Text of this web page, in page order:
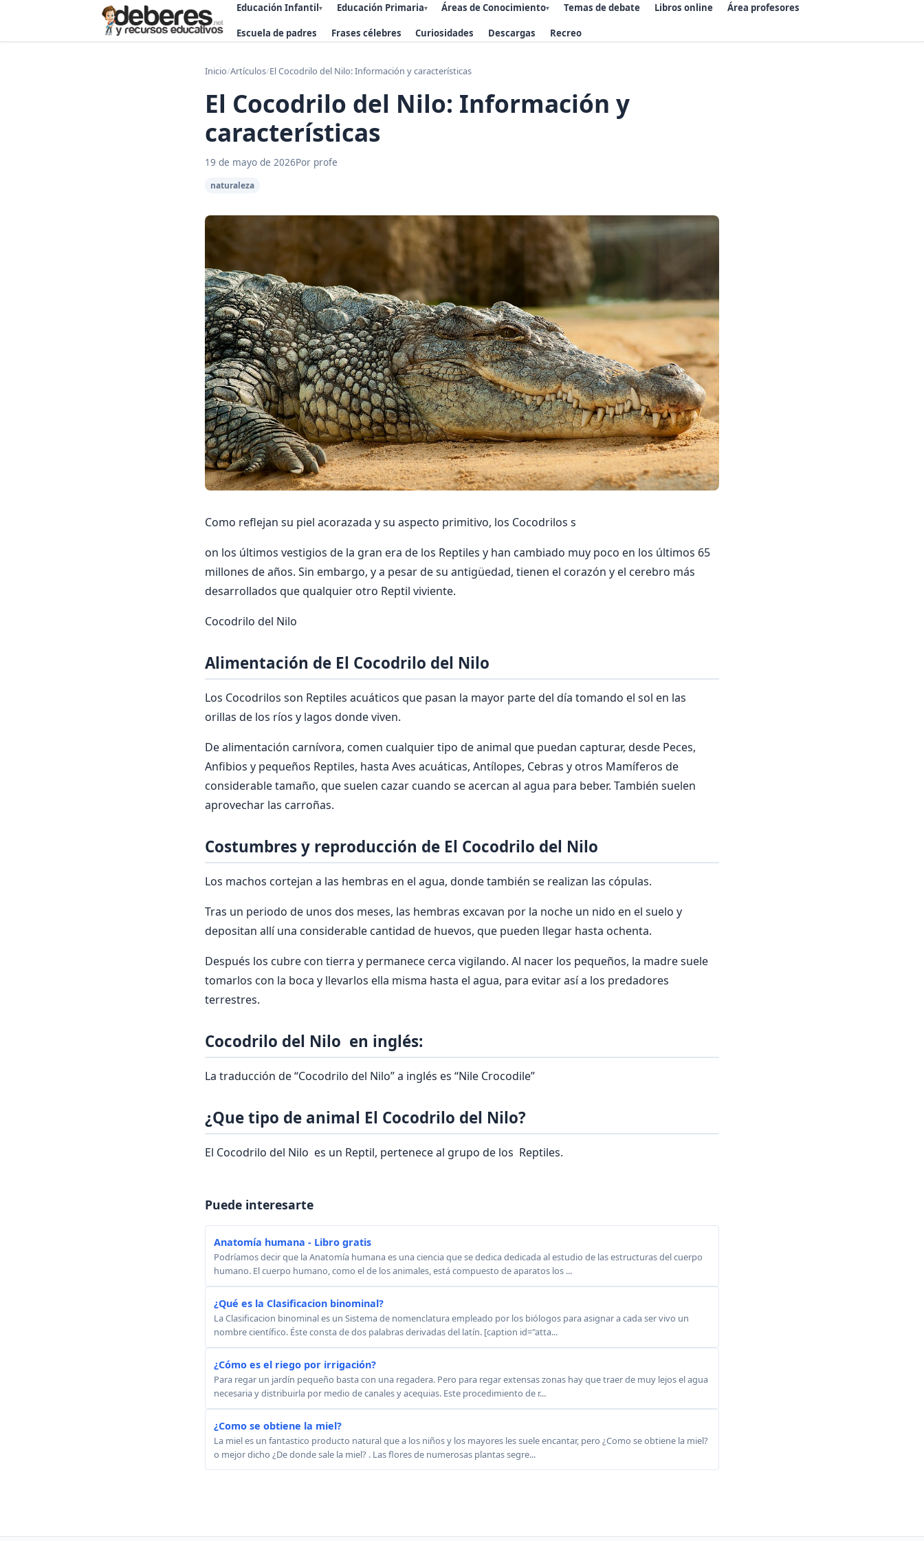
Educación Infantil▾ Educación Primaria▾ Áreas de Conocimiento▾ Temas de debate Libros online Área profesores
Escuela de padres Frases célebres Curiosidades Descargas Recreo
Inicio/Artículos/El Cocodrilo del Nilo: Información y características
El Cocodrilo del Nilo: Información y
características
19 de mayo de 2026Por profe
naturaleza
Como reflejan su piel acorazada y su aspecto primitivo, los Cocodrilos s
on los últimos vestigios de la gran era de los Reptiles y han cambiado muy poco en los últimos 65
millones de años. Sin embargo, y a pesar de su antigüedad, tienen el corazón y el cerebro más
desarrollados que qualquier otro Reptil viviente.
Cocodrilo del Nilo
Alimentación de El Cocodrilo del Nilo
Los Cocodrilos son Reptiles acuáticos que pasan la mayor parte del día tomando el sol en las
orillas de los ríos y lagos donde viven.
De alimentación carnívora, comen cualquier tipo de animal que puedan capturar, desde Peces,
Anfibios y pequeños Reptiles, hasta Aves acuáticas, Antílopes, Cebras y otros Mamíferos de
considerable tamaño, que suelen cazar cuando se acercan al agua para beber. También suelen
aprovechar las carroñas.
Costumbres y reproducción de El Cocodrilo del Nilo
Los machos cortejan a las hembras en el agua, donde también se realizan las cópulas.
Tras un periodo de unos dos meses, las hembras excavan por la noche un nido en el suelo y
depositan allí una considerable cantidad de huevos, que pueden llegar hasta ochenta.
Después los cubre con tierra y permanece cerca vigilando. Al nacer los pequeños, la madre suele
tomarlos con la boca y llevarlos ella misma hasta el agua, para evitar así a los predadores
terrestres.
Cocodrilo del Nilo en inglés:
La traducción de “Cocodrilo del Nilo” a inglés es “Nile Crocodile”
¿Que tipo de animal El Cocodrilo del Nilo?
El Cocodrilo del Nilo es un Reptil, pertenece al grupo de los Reptiles.
Puede interesarte
Anatomía humana - Libro gratis
Podríamos decir que la Anatomía humana es una ciencia que se dedica dedicada al estudio de las estructuras del cuerpo
humano. El cuerpo humano, como el de los animales, está compuesto de aparatos los ...
¿Qué es la Clasificacion binominal?
La Clasificacion binominal es un Sistema de nomenclatura empleado por los biólogos para asignar a cada ser vivo un
nombre científico. Éste consta de dos palabras derivadas del latín. [caption id="atta...
¿Cómo es el riego por irrigación?
Para regar un jardín pequeño basta con una regadera. Pero para regar extensas zonas hay que traer de muy lejos el agua
necesaria y distribuirla por medio de canales y acequias. Este procedimiento de r...
¿Como se obtiene la miel?
La miel es un fantastico producto natural que a los niños y los mayores les suele encantar, pero ¿Como se obtiene la miel?
o mejor dicho ¿De donde sale la miel? . Las flores de numerosas plantas segre...